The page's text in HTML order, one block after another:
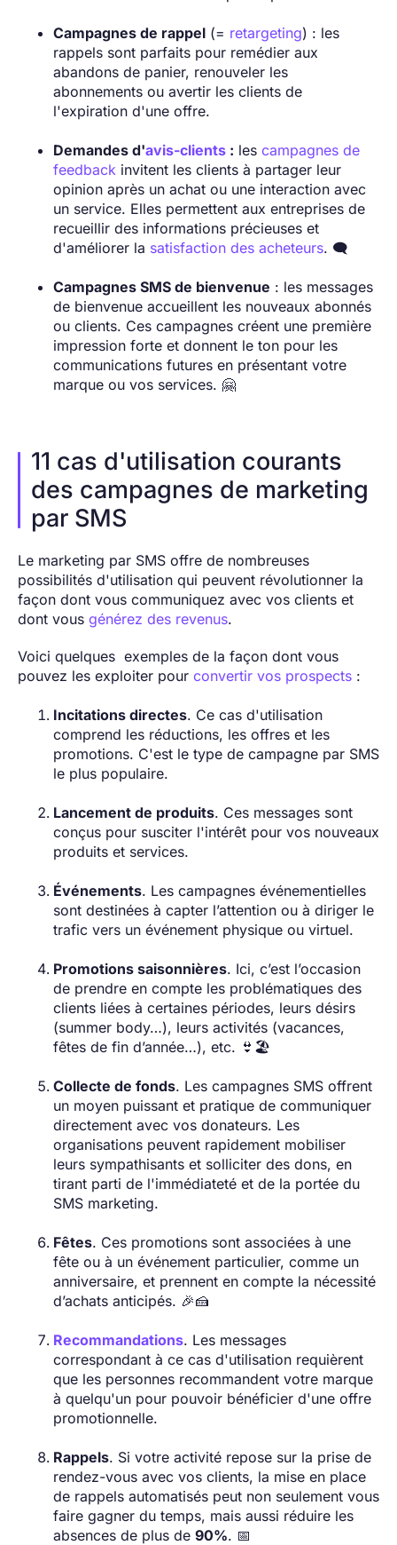
Campagnes de rappel (= retargeting) : les
rappels sont parfaits pour remédier aux
abandons de panier, renouveler les
abonnements ou avertir les clients de
l'expiration d'une offre.
Demandes d'avis-clients : les campagnes de
feedback invitent les clients à partager leur
opinion après un achat ou une interaction avec
un service. Elles permettent aux entreprises de
recueillir des informations précieuses et
d'améliorer la satisfaction des acheteurs. 🗨️
Campagnes SMS de bienvenue : les messages
de bienvenue accueillent les nouveaux abonnés
ou clients. Ces campagnes créent une première
impression forte et donnent le ton pour les
communications futures en présentant votre
marque ou vos services. 🤗
11 cas d'utilisation courants
des campagnes de marketing
par SMS
Le marketing par SMS offre de nombreuses
possibilités d'utilisation qui peuvent révolutionner la
façon dont vous communiquez avec vos clients et
dont vous générez des revenus.
Voici quelques exemples de la façon dont vous
pouvez les exploiter pour convertir vos prospects :
Incitations directes. Ce cas d'utilisation
comprend les réductions, les offres et les
promotions. C'est le type de campagne par SMS
le plus populaire.
Lancement de produits. Ces messages sont
conçus pour susciter l'intérêt pour vos nouveaux
produits et services.
Événements. Les campagnes événementielles
sont destinées à capter l’attention ou à diriger le
trafic vers un événement physique ou virtuel.
Promotions saisonnières. Ici, c’est l’occasion
de prendre en compte les problématiques des
clients liées à certaines périodes, leurs désirs
(summer body…), leurs activités (vacances,
fêtes de fin d’année…), etc. 👙🏖️
Collecte de fonds. Les campagnes SMS offrent
un moyen puissant et pratique de communiquer
directement avec vos donateurs. Les
organisations peuvent rapidement mobiliser
leurs sympathisants et solliciter des dons, en
tirant parti de l'immédiateté et de la portée du
SMS marketing.
Fêtes. Ces promotions sont associées à une
fête ou à un événement particulier, comme un
anniversaire, et prennent en compte la nécessité
d’achats anticipés. 🎉🍰
Recommandations. Les messages
correspondant à ce cas d'utilisation requièrent
que les personnes recommandent votre marque
à quelqu'un pour pouvoir bénéficier d'une offre
promotionnelle.
Rappels. Si votre activité repose sur la prise de
rendez-vous avec vos clients, la mise en place
de rappels automatisés peut non seulement vous
faire gagner du temps, mais aussi réduire les
absences de plus de 90%. 📅